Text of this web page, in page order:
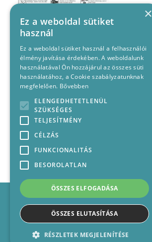
Impresszum
Médiajánlat
Felhasználási feltételek
Kapcsolat
×
Ez a weboldal sütiket
használ
Ez a weboldal sütiket használ a felhasználói
élmény javítása érdekében. A weboldalunk
használatával Ön hozzájárul az összes süti
használatához, a Cookie szabályzatunknak
megfelelően. Bővebben
ELENGEDHETETLENÜL
SZÜKSÉGES
TELJESÍTMÉNY
CÉLZÁS
FUNKCIONALITÁS
BESOROLATLAN
ÖSSZES ELFOGADÁSA
ÖSSZES ELUTASÍTÁSA
RÉSZLETEK MEGJELENÍTÉSE